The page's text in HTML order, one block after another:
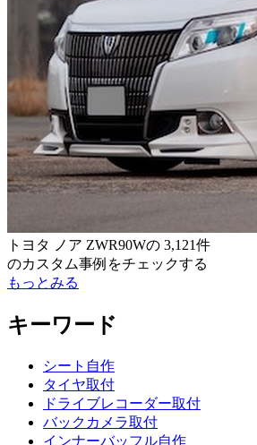
トヨタ ノア ZWR90Wの 3,121件
のカスタム事例をチェックする
もっとみる
キーワード
シート自作
タイヤ取付
ドライブレコーダー取付
バックカメラ取付
インナーバッフル自作